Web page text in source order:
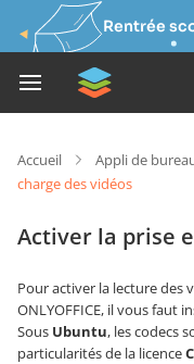
Rentrée
Accueil Appli de
charge des vidéos
Activer la prise
Pour activer la lecture des
ONLYOFFICE, il vous faut
Sous Ubuntu, les codecs
particularités de la licence